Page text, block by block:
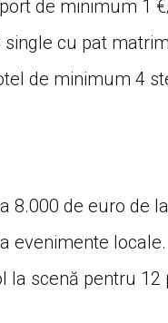
de minimum 1
single cu pat
de minimum 4
8.000 de euro de
evenimente
la scenă pentru 12